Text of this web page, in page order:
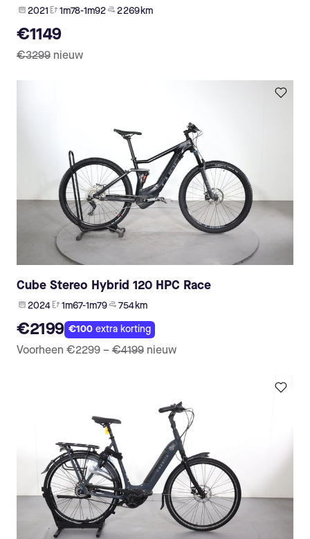
2021 1m78-1m92 2 269 km
€1149
€3299 nieuw
Cube Stereo Hybrid 120 HPC Race
2024 1m67-1m79 754 km
€2199 €100extra korting
Voorheen €2299 – €4199 nieuw